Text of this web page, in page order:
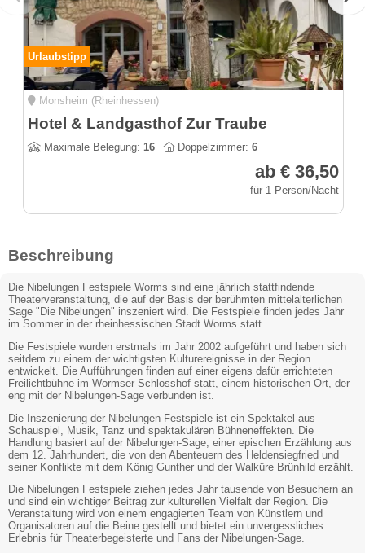
Urlaubstipp
Monsheim (Rheinhessen)
Hotel & Landgasthof Zur Traube
Maximale Belegung: 16 Doppelzimmer: 6
ab € 36,50
für 1 Person/Nacht
Beschreibung
Die Nibelungen Festspiele Worms sind eine jährlich stattfindende
Theaterveranstaltung, die auf der Basis der berühmten mittelalterlichen
Sage "Die Nibelungen" inszeniert wird. Die Festspiele finden jedes Jahr
im Sommer in der rheinhessischen Stadt Worms statt.
Die Festspiele wurden erstmals im Jahr 2002 aufgeführt und haben sich
seitdem zu einem der wichtigsten Kulturereignisse in der Region
entwickelt. Die Aufführungen finden auf einer eigens dafür errichteten
Freilichtbühne im Wormser Schlosshof statt, einem historischen Ort, der
eng mit der Nibelungen-Sage verbunden ist.
Die Inszenierung der Nibelungen Festspiele ist ein Spektakel aus
Schauspiel, Musik, Tanz und spektakulären Bühneneffekten. Die
Handlung basiert auf der Nibelungen-Sage, einer epischen Erzählung aus
dem 12. Jahrhundert, die von den Abenteuern des Heldensiegfried und
seiner Konflikte mit dem König Gunther und der Walküre Brünhild erzählt.
Die Nibelungen Festspiele ziehen jedes Jahr tausende von Besuchern an
und sind ein wichtiger Beitrag zur kulturellen Vielfalt der Region. Die
Veranstaltung wird von einem engagierten Team von Künstlern und
Organisatoren auf die Beine gestellt und bietet ein unvergessliches
Erlebnis für Theaterbegeisterte und Fans der Nibelungen-Sage.